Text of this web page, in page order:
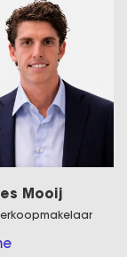
Mooij